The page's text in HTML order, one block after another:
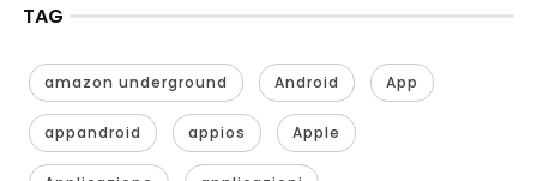
TAG
amazon underground Android App
appandroid appios Apple